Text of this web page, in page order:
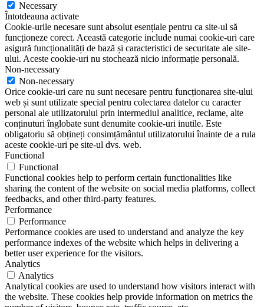
Necessary
Întotdeauna activate
Cookie-urile necesare sunt absolut esențiale pentru ca site-ul să
funcționeze corect. Această categorie include numai cookie-uri care
asigură funcționalități de bază și caracteristici de securitate ale site-
ului. Aceste cookie-uri nu stochează nicio informație personală.
Non-necessary
Non-necessary
Orice cookie-uri care nu sunt necesare pentru funcționarea site-ului
web și sunt utilizate special pentru colectarea datelor cu caracter
personal ale utilizatorului prin intermediul analitice, reclame, alte
conținuturi înglobate sunt denumite cookie-uri inutile. Este
obligatoriu să obțineți consimțământul utilizatorului înainte de a rula
aceste cookie-uri pe site-ul dvs. web.
Functional
Functional
Functional cookies help to perform certain functionalities like
sharing the content of the website on social media platforms, collect
feedbacks, and other third-party features.
Performance
Performance
Performance cookies are used to understand and analyze the key
performance indexes of the website which helps in delivering a
better user experience for the visitors.
Analytics
Analytics
Analytical cookies are used to understand how visitors interact with
the website. These cookies help provide information on metrics the